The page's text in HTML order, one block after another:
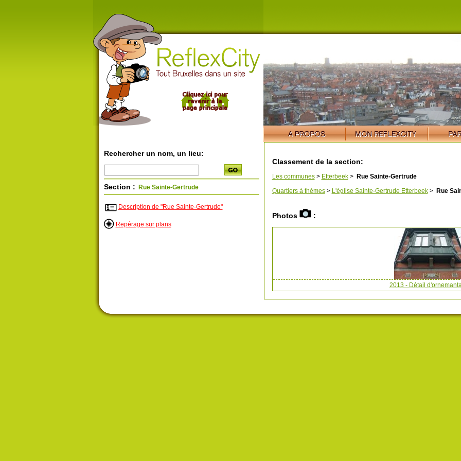
Rechercher un nom, un lieu:
Section : Rue Sainte-Gertrude
Description de "Rue Sainte-Gertrude"
Repérage sur plans
Classement de la section:
Les communes> Etterbeek>
Rue Sainte-Gertrude
Quartiers à thèmes> L'église Sainte-Gertrude Etterbeek> Rue
Photos :
2013 - Détail